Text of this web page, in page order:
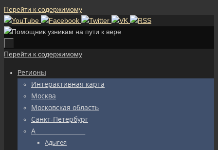
Перейти к содержимому
Перейти к содержимому
Регионы
Интерактивная карта
Москва
Московская область
Санкт-Петербург
А_________________
Адыгея